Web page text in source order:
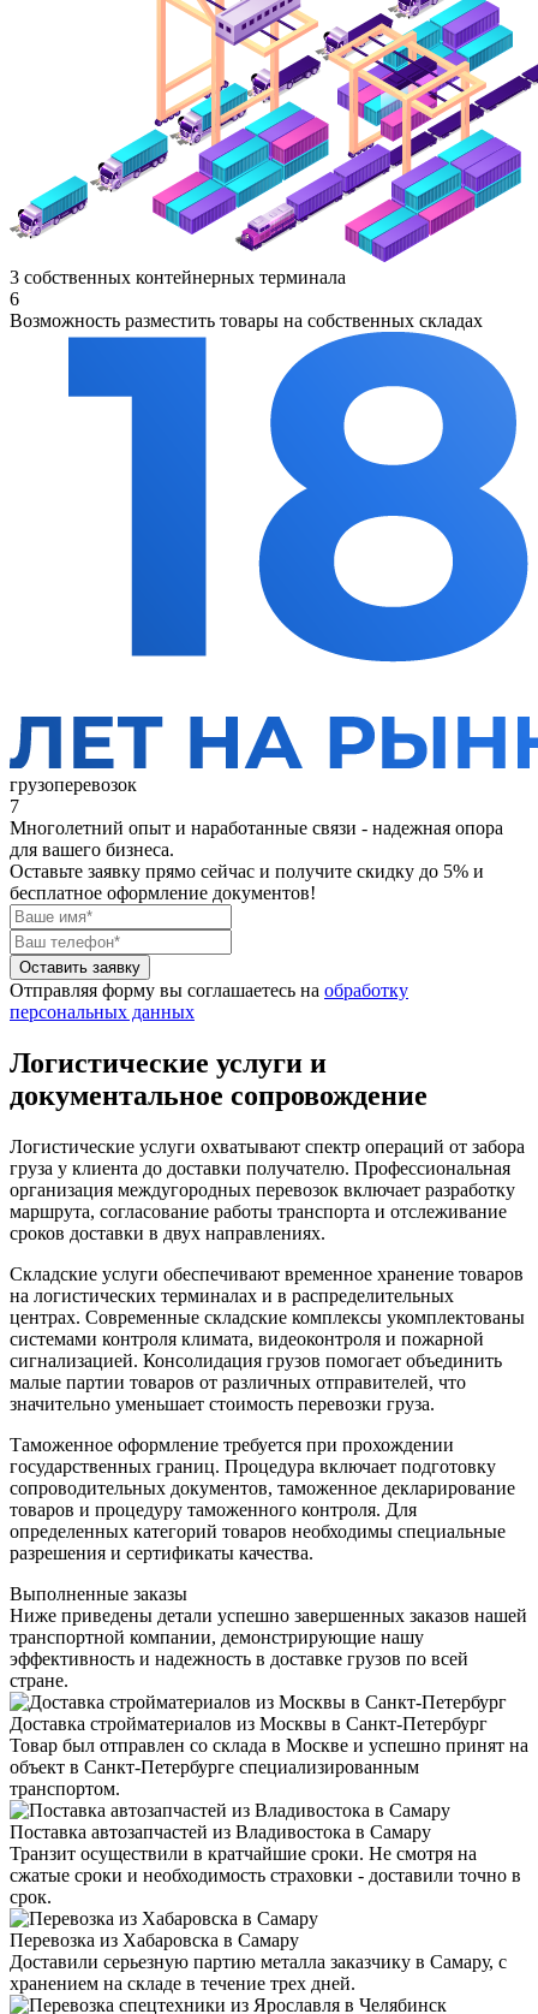
3 собственных контейнерных терминала
6
Возможность разместить товары на собственных складах
грузоперевозок
7
Многолетний опыт и наработанные связи - надежная опора
для вашего бизнеса.
Оставьте заявку прямо сейчас и получите скидку до 5% и
бесплатное оформление документов!
Оставить заявку
Отправляя форму вы соглашаетесь на обработку
персональных данных
Логистические услуги и
документальное сопровождение
Логистические услуги охватывают спектр операций от забора
груза у клиента до доставки получателю. Профессиональная
организация междугородных перевозок включает разработку
маршрута, согласование работы транспорта и отслеживание
сроков доставки в двух направлениях.
Складские услуги обеспечивают временное хранение товаров
на логистических терминалах и в распределительных
центрах. Современные складские комплексы укомплектованы
системами контроля климата, видеоконтроля и пожарной
сигнализацией. Консолидация грузов помогает объединить
малые партии товаров от различных отправителей, что
значительно уменьшает стоимость перевозки груза.
Таможенное оформление требуется при прохождении
государственных границ. Процедура включает подготовку
сопроводительных документов, таможенное декларирование
товаров и процедуру таможенного контроля. Для
определенных категорий товаров необходимы специальные
разрешения и сертификаты качества.
Выполненные заказы
Ниже приведены детали успешно завершенных заказов нашей
транспортной компании, демонстрирующие нашу
эффективность и надежность в доставке грузов по всей
стране.
Доставка стройматериалов из Москвы в Санкт-Петербург
Товар был отправлен со склада в Москве и успешно принят на
объект в Санкт-Петербурге специализированным
транспортом.
Поставка автозапчастей из Владивостока в Самару
Транзит осуществили в кратчайшие сроки. Не смотря на
сжатые сроки и необходимость страховки - доставили точно в
срок.
Перевозка из Хабаровска в Самару
Доставили серьезную партию металла заказчику в Самару, с
хранением на складе в течение трех дней.